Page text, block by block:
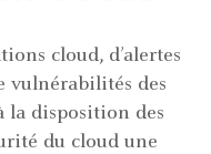
cloud, d’alertes
vulnérabilités des
la disposition des
du cloud une